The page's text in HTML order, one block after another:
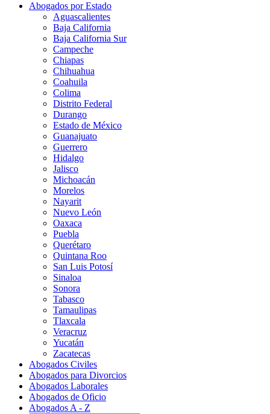
Abogados por Estado
Aguascalientes
Baja California
Baja California Sur
Campeche
Chiapas
Chihuahua
Coahuila
Colima
Distrito Federal
Durango
Estado de México
Guanajuato
Guerrero
Hidalgo
Jalisco
Michoacán
Morelos
Nayarit
Nuevo León
Oaxaca
Puebla
Querétaro
Quintana Roo
San Luis Potosí
Sinaloa
Sonora
Tabasco
Tamaulipas
Tlaxcala
Veracruz
Yucatán
Zacatecas
Abogados Civiles
Abogados para Divorcios
Abogados Laborales
Abogados de Oficio
Abogados A - Z